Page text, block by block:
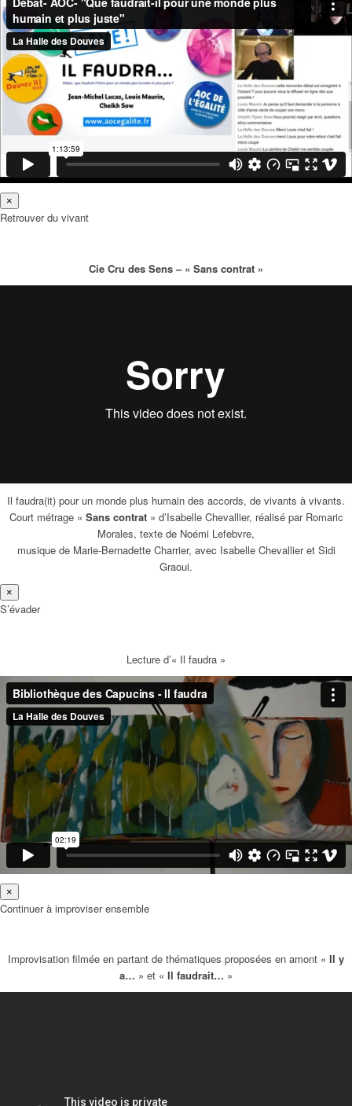
×
Retrouver du vivant
Cie Cru des Sens – « Sans contrat »
Il faudra(it) pour un monde plus humain des accords, de vivants à vivants.
Court métrage « Sans contrat» d’Isabelle Chevallier, réalisé par Romaric
Morales, texte de Noémi Lefebvre,
musique de Marie-Bernadette Charrier, avec Isabelle Chevallier et Sidi
Graoui.
×
S’évader
Lecture d’« Il faudra »
×
Continuer à improviser ensemble
Improvisation filmée en partant de thématiques proposées en amont « Il y
a… » et « Il faudrait… »